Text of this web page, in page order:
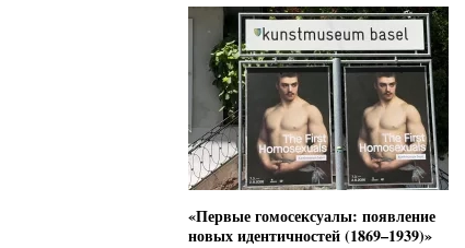
«Первые гомосексуалы: появление
новых идентичностей (1869–1939)»